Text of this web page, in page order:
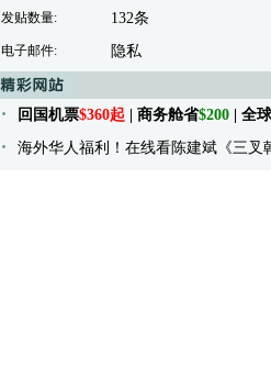
发贴数量: 132条
电子邮件: 隐私
回国机票$360起 | 商务舱省$200 | 全
海外华人福利！在线看陈建斌《三